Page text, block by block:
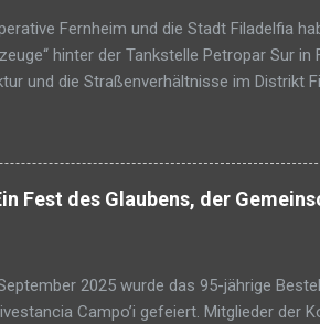
Fernheim und die Stadt Filadelfia
hinter der Tankstelle Petropar Sur
und die Straßenverhältnisse im Distrikt
lang ersehntes Vorhaben in Erfüllung gehe
werde. Das Grundstück wird
150 m von der Sammelstraße am
eines Kooperationsvertrags
Februar 2025 unterzeichnet worden war.
Fest des Glaubens, der
2025 wurde das 95-jährige
Campo’i gefeiert. Mitglieder der